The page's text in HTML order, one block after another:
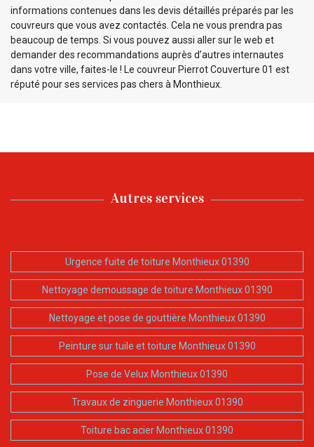
informations contenues dans les devis détaillés préparés par les
couvreurs que vous avez contactés. Cela ne vous prendra pas
beaucoup de temps. Si vous pouvez aussi aller sur le web et
demander des recommandations auprès d’autres internautes
dans votre ville, faites-le ! Le couvreur Pierrot Couverture 01 est
réputé pour ses services pas chers à Monthieux.
Autres services
Urgence fuite de toiture Monthieux 01390
Nettoyage demoussage de toiture Monthieux 01390
Nettoyage et pose de gouttière Monthieux 01390
Peinture sur tuile et toiture Monthieux 01390
Pose de Velux Monthieux 01390
Travaux de zinguerie Monthieux 01390
Toiture bac acier Monthieux 01390